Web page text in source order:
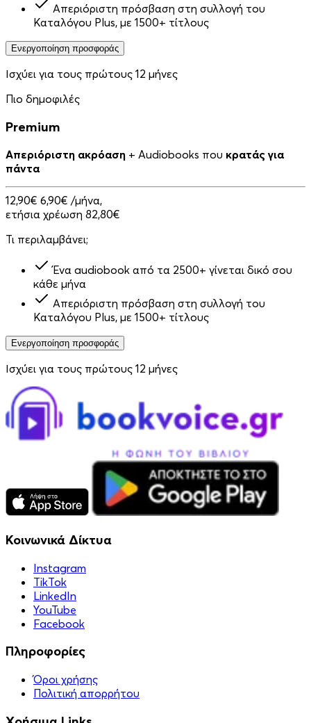
Απεριόριστη πρόσβαση στη συλλογή του
Καταλόγου Plus, με 1500+ τίτλους
Ενεργοποίηση προσφοράς
Ισχύει για τους πρώτους 12 μήνες
Πιο δημοφιλές
Premium
Απεριόριστη ακρόαση + Audiobooks που κρατάς για
πάντα
12,90€ 6,90€ /μήνα,
ετήσια χρέωση 82,80€
Τι περιλαμβάνει;
Ένα audiobook από τα 2500+ γίνεται δικό σου
κάθε μήνα
Απεριόριστη πρόσβαση στη συλλογή του
Καταλόγου Plus, με 1500+ τίτλους
Ενεργοποίηση προσφοράς
Ισχύει για τους πρώτους 12 μήνες
Κοινωνικά Δίκτυα
Instagram
TikTok
LinkedIn
YouTube
Facebook
Πληροφορίες
Όροι χρήσης
Πολιτική απορρήτου